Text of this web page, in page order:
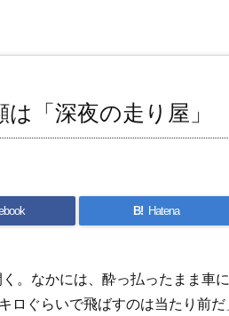
「深夜の走り屋」
B! Hatena
。なかには、酔っ払ったまま車
ロぐらいで飛ばすのは当たり前だ